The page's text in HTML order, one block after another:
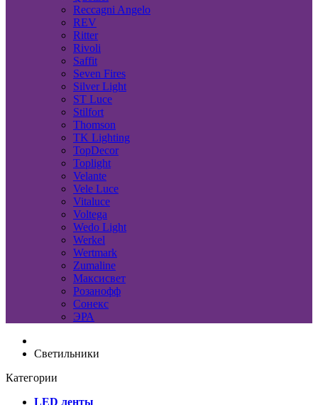
Reccagni Angelo
REV
Ritter
Rivoli
Saffit
Seven Fires
Silver Light
ST Luce
Stilfort
Thomson
TK Lighting
TopDecor
Toplight
Velante
Vele Luce
Vitaluce
Voltega
Wedo Light
Werkel
Wertmark
Zumaline
Максисвет
Розанофф
Сонекс
ЭРА
Светильники
Категории
LED ленты